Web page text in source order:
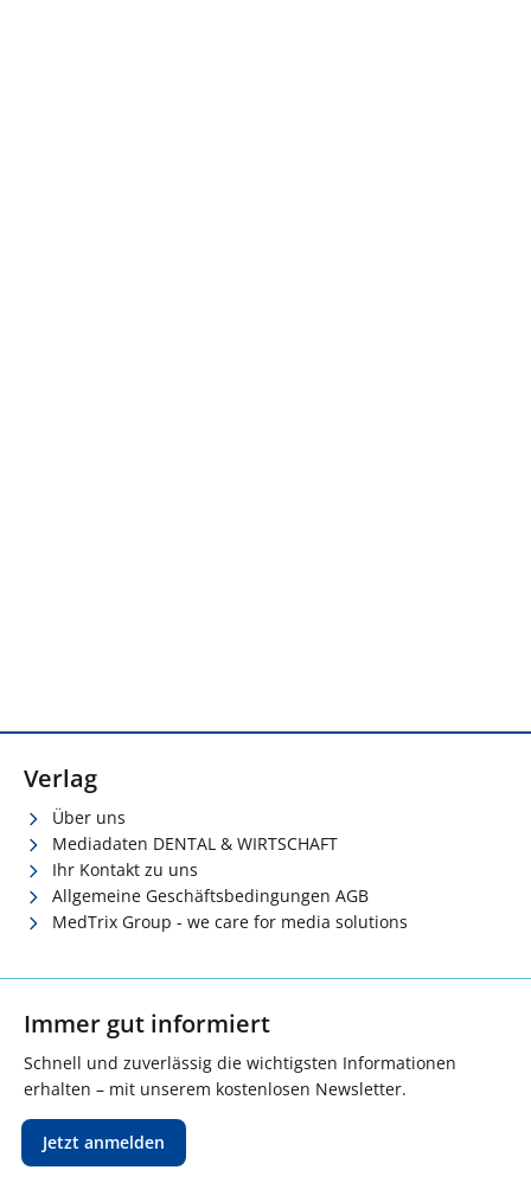
Verlag
Über uns
Mediadaten DENTAL & WIRTSCHAFT
Ihr Kontakt zu uns
Allgemeine Geschäftsbedingungen AGB
MedTrix Group - we care for media solutions
Immer gut informiert
Schnell und zuverlässig die wichtigsten Informationen
erhalten – mit unserem kostenlosen Newsletter.
Jetzt anmelden